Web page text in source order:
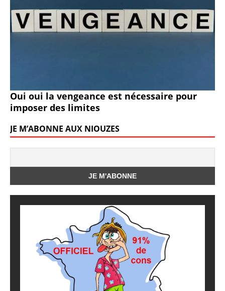
Oui oui la vengeance est nécessaire pour
imposer des limites
JE M’ABONNE AUX NIOUZES